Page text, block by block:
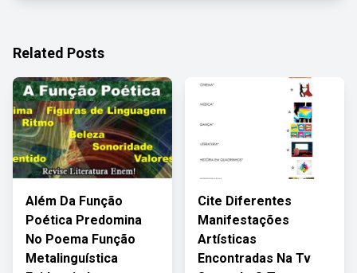
Related Posts
Além Da Função
Poética Predomina
No Poema Função
Metalinguística
Cite Diferentes
Manifestações
Artísticas
Encontradas Na Tv